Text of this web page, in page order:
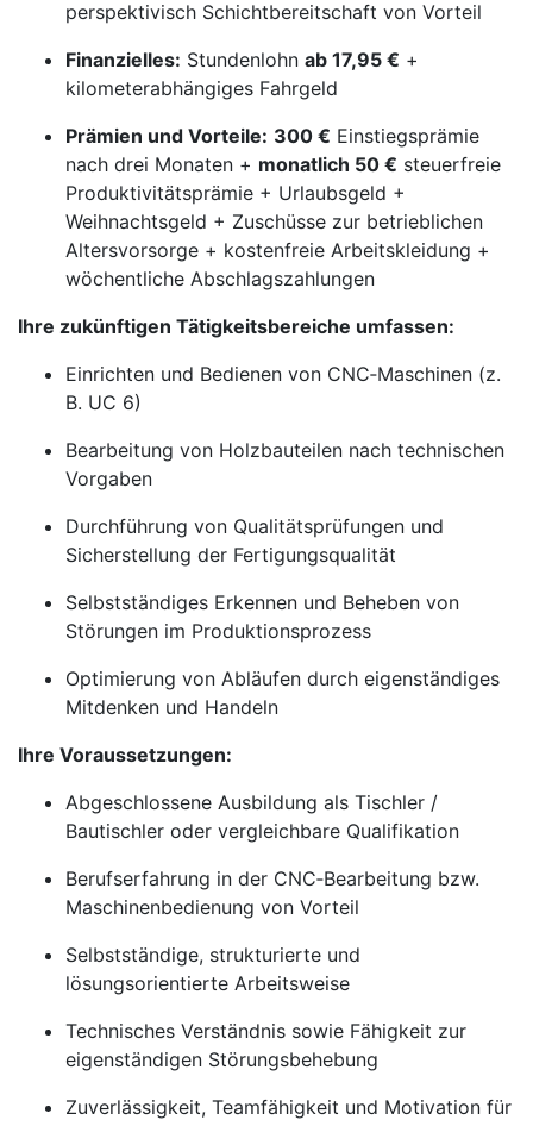
perspektivisch Schichtbereitschaft von Vorteil
Finanzielles: Stundenlohn ab 17,95 € +
kilometerabhängiges Fahrgeld
Prämien und Vorteile: 300 € Einstiegsprämie
nach drei Monaten + monatlich 50 € steuerfreie
Produktivitätsprämie + Urlaubsgeld +
Weihnachtsgeld + Zuschüsse zur betrieblichen
Altersvorsorge + kostenfreie Arbeitskleidung +
wöchentliche Abschlagszahlungen
Ihre zukünftigen Tätigkeitsbereiche umfassen:
Einrichten und Bedienen von CNC‑Maschinen (z.
B. UC 6)
Bearbeitung von Holzbauteilen nach technischen
Vorgaben
Durchführung von Qualitätsprüfungen und
Sicherstellung der Fertigungsqualität
Selbstständiges Erkennen und Beheben von
Störungen im Produktionsprozess
Optimierung von Abläufen durch eigenständiges
Mitdenken und Handeln
Ihre Voraussetzungen:
Abgeschlossene Ausbildung als Tischler /
Bautischler oder vergleichbare Qualifikation
Berufserfahrung in der CNC‑Bearbeitung bzw.
Maschinenbedienung von Vorteil
Selbstständige, strukturierte und
lösungsorientierte Arbeitsweise
Technisches Verständnis sowie Fähigkeit zur
eigenständigen Störungsbehebung
Zuverlässigkeit, Teamfähigkeit und Motivation für